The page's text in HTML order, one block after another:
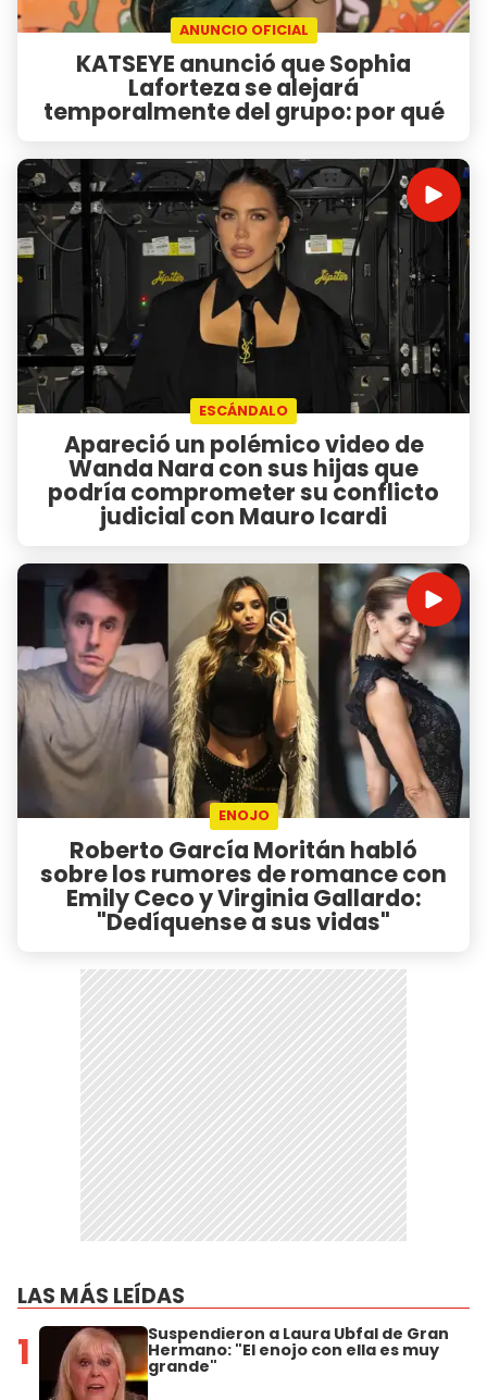
ANUNCIO OFICIAL
KATSEYE anunció que Sophia
Laforteza se alejará
temporalmente del grupo: por qué
ESCÁNDALO
Apareció un polémico video de
Wanda Nara con sus hijas que
podría comprometer su conflicto
judicial con Mauro Icardi
ENOJO
Roberto García Moritán habló
sobre los rumores de romance con
Emily Ceco y Virginia Gallardo:
"Dedíquense a sus vidas"
LAS MÁS LEÍDAS
1 Suspendieron a Laura Ubfal de Gran
Hermano: "El enojo con ella es muy
grande"